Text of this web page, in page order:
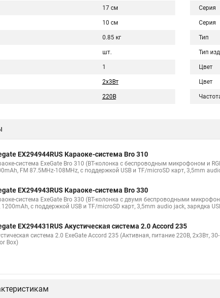
17 см
10 см
0.85 кг
шт.
1
2х3Вт
220В
Серия
Серия
Тип
Тип
Цвет
Цвет
EX294944RUS Караоке-система Bro 310
система ExeGate Bro 310 (BT-колонка с беспроводным микрофоном и
FM 87.5MHz-108MHz, с поддержкой USB и TF/microSD карт, 3,5mm
EX294943RUS Караоке-система Bro 330
система ExeGate Bro 330 (BT-колонка с двумя беспроводными
1200mAh, с поддержкой USB и TF/microSD карт, 3,5mm audio jack, зарядка
EX294431RUS Акустическая система 2.0 Accord 235
система 2.0 ExeGate Accord 235 (Активная, питание 220В, 2х3Вт,
Box)